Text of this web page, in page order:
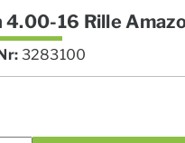
4.00-16 Rille
3283100